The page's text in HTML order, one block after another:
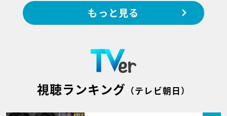
もっと見る
視聴ランキング （テレビ朝日）